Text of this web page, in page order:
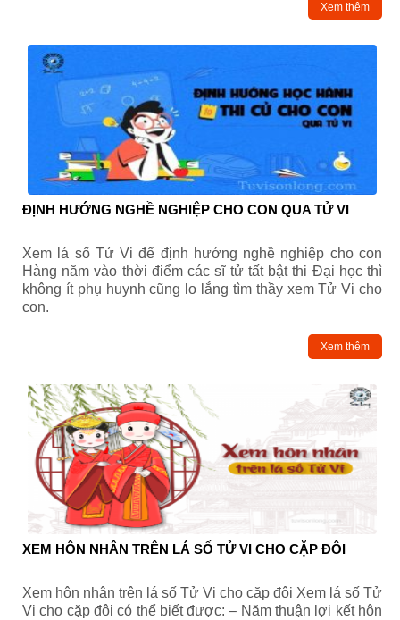
Xem thêm
ĐỊNH HƯỚNG NGHỀ NGHIỆP CHO CON QUA TỬ VI
Xem lá số Tử Vi để định hướng nghề nghiệp cho con
Hàng năm vào thời điểm các sĩ tử tất bật thi Đại học thì
không ít phụ huynh cũng lo lắng tìm thầy xem Tử Vi cho
con.
Xem thêm
XEM HÔN NHÂN TRÊN LÁ SỐ TỬ VI CHO CẶP ĐÔI
Xem hôn nhân trên lá số Tử Vi cho cặp đôi Xem lá số Tử
Vi cho cặp đôi có thể biết được: – Năm thuận lợi kết hôn